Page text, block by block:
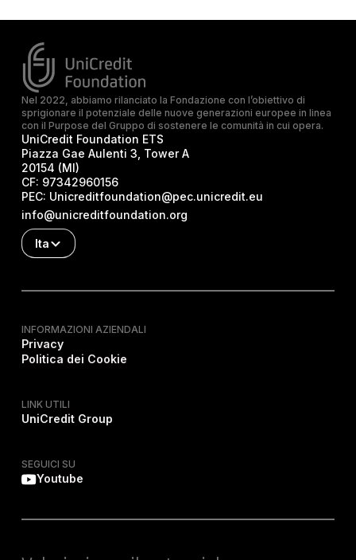
Nel 2022, abbiamo rilanciato la Fondazione con l’obiettivo di
sprigionare il potenziale delle nuove generazioni europee in linea
con il Purpose del Gruppo di sostenere le comunità in cui opera.
UniCredit Foundation ETS
Piazza Gae Aulenti 3, Tower A
20154 (MI)
CF: 97342960156
PEC: Unicreditfoundation@pec.unicredit.eu
info@unicreditfoundation.org
Ita
INFORMAZIONI AZIENDALI
Privacy
Politica dei Cookie
LINK UTILI
UniCredit Group
SEGUICI SU
Youtube